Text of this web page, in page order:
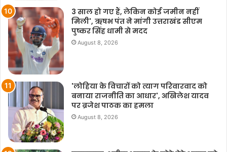
3 साल हो गए हैं, लेकिन कोई जमीन नहीं
मिली', ऋषभ पंत ने मांगी उत्तराखंड सीएम
पुष्कर सिंह धामी से मदद
August 8, 2026
'लोहिया के विचारों को त्याग परिवारवाद को
बनाया राजनीति का आधार', अखिलेश यादव
पर ब्रजेश पाठक का हमला
August 8, 2026